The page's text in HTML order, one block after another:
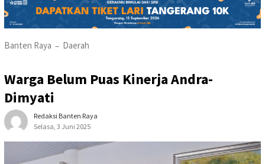
Banten Raya – Daerah
Warga Belum Puas Kinerja Andra-
Dimyati
Redaksi Banten Raya
Selasa, 3 Juni 2025